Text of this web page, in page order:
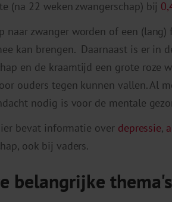
(na 22 weken zwangerschap) bij
naar zwanger worden of een
kan brengen. Daarnaast is er in
en de kraamtijd een grote roze
ouders tegen kunnen vallen. Al
nodig is voor de mentale
bevat informatie over depressie,
ook bij vaders.
belangrijke thema's